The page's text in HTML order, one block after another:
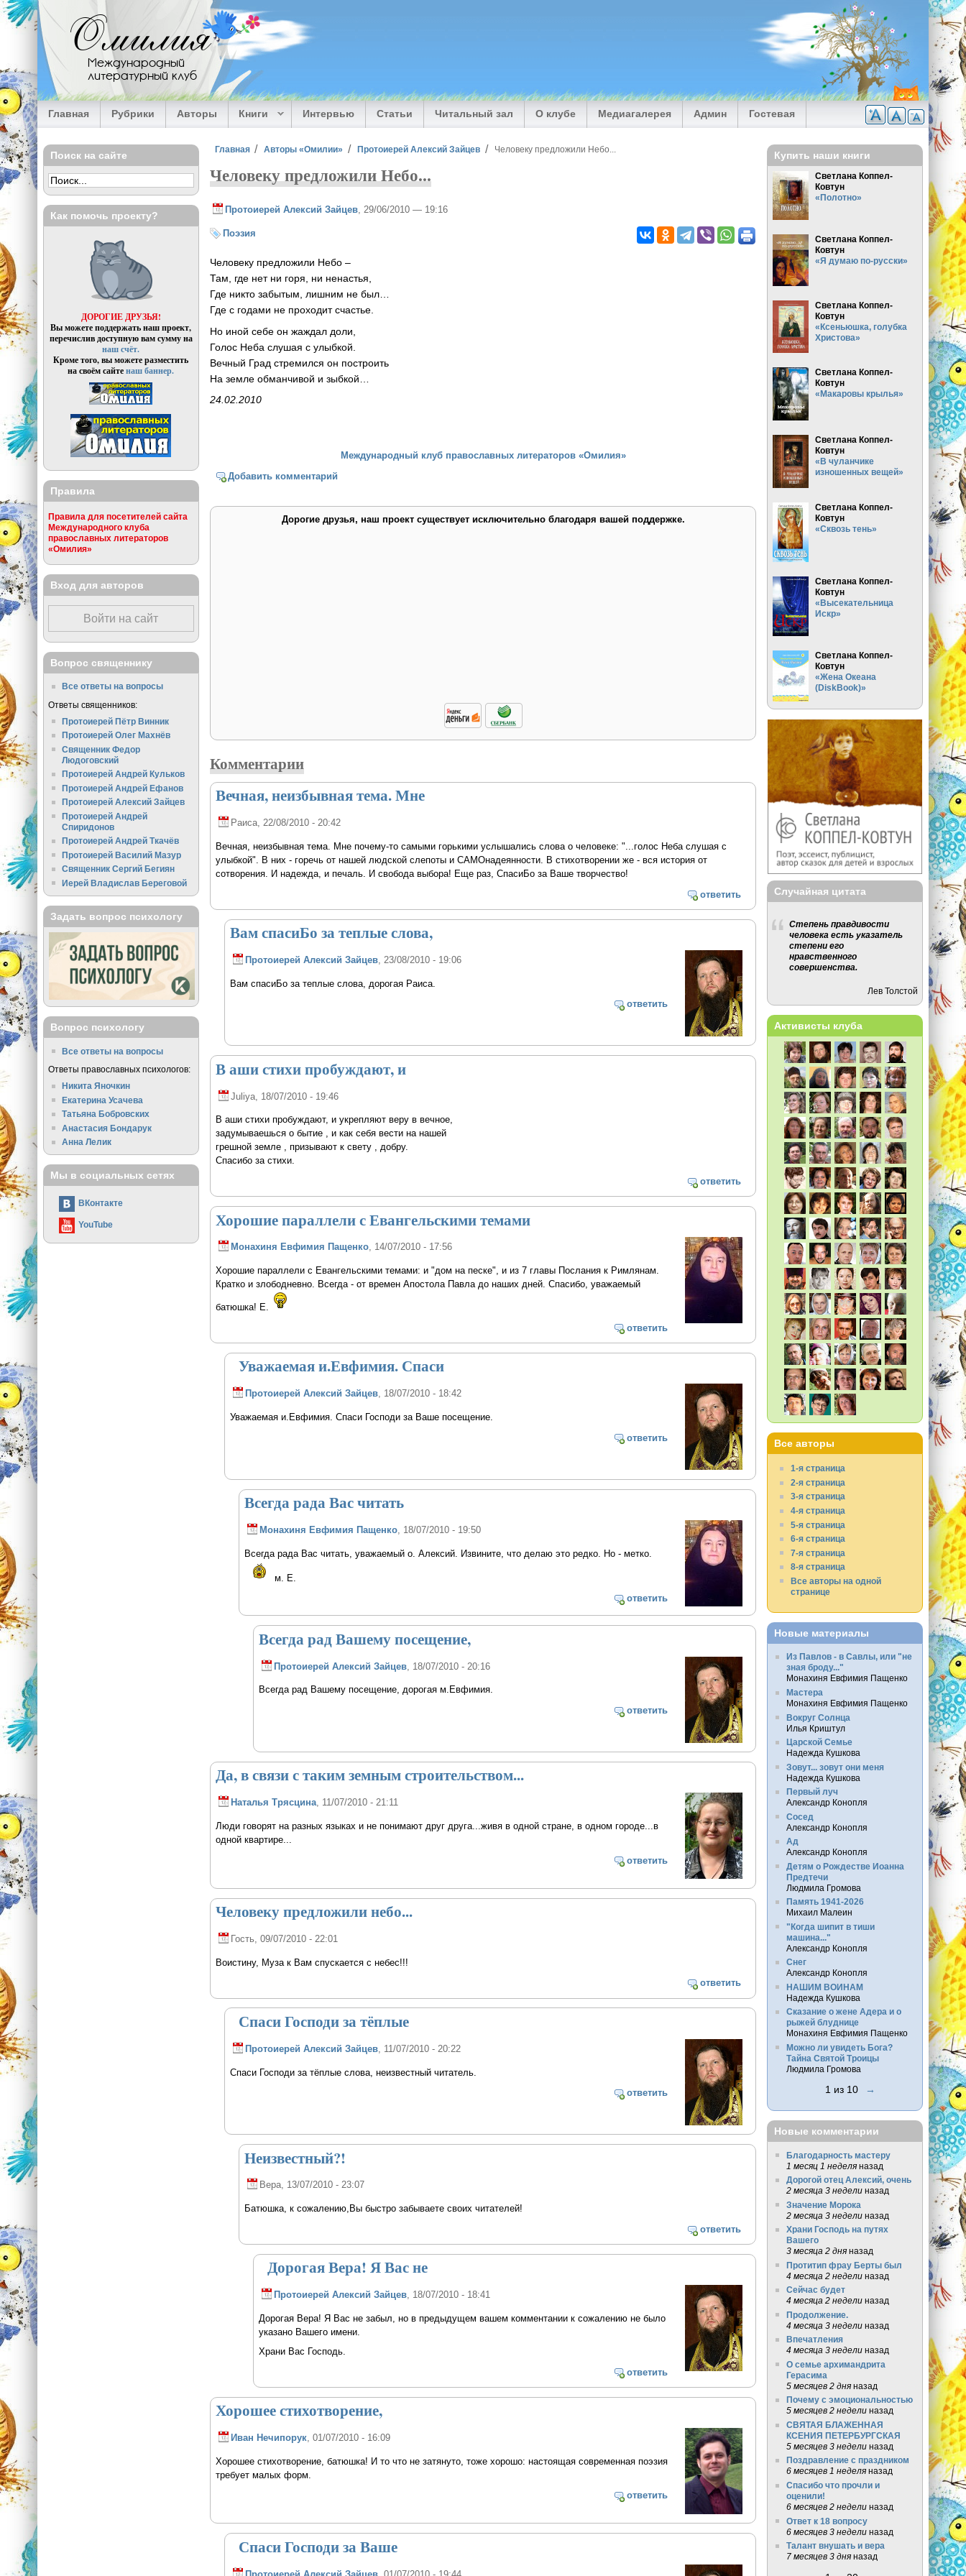
Перейти к основному содержанию
Омилия
Международный
литературный клуб
Главная Рубрики Авторы Книги Интервью Статьи Читальный зал О клубе Медиагалерея Админ Гостевая
Вы здесь
Главная Авторы «Омилии» Протоиерей Алексий Зайцев Человеку предложили Небо...
Человеку предложили Небо...
Протоиерей Алексий Зайцев , 29/06/2010 — 19:16
Поэзия
Человеку предложили Небо –
Там, где нет ни горя, ни ненастья,
Где никто забытым, лишним не был…
Где с годами не проходит счастье.
Но иной себе он жаждал доли,
Голос Неба слушая с улыбкой.
Вечный Град стремился он построить
На земле обманчивой и зыбкой…
24.02.2010
Международный клуб православных литераторов «Омилия»
Добавить комментарий
Дорогие друзья, наш проект существует исключительно благодаря вашей поддержке.
Комментарии
Вечная, неизбывная тема. Мне
Раиса, 22/08/2010 - 20:42
Вечная, неизбывная тема. Мне почему-то самыми горькими услышались слова о человеке: "...голос Неба слушая с
улыбкой". В них - горечь от нашей людской слепоты и САМОнадеянности. В стихотворении же - вся история от
сотворения. И надежда, и печаль. И свобода выбора! Еще раз, СпасиБо за Ваше творчество!
ответить
Вам спасиБо за теплые слова,
Протоиерей Алексий Зайцев, 23/08/2010 - 19:06
Вам спасиБо за теплые слова, дорогая Раиса.
ответить
В аши стихи пробуждают, и
Juliya, 18/07/2010 - 19:46
В аши стихи пробуждают, и укрепляют веру в вечное,
задумываешься о бытие , и как себя вести на нашей
грешной земле , призывают к свету , добру.
Спасибо за стихи.
ответить
Хорошие параллели с Евангельскими темами
Монахиня Евфимия Пащенко, 14/07/2010 - 17:56
Хорошие параллели с Евангельскими темами: и "дом на песке", и из 7 главы Послания к Римлянам.
Кратко и злободневно. Всегда - от времен Апостола Павла до наших дней. Спасибо, уважаемый
батюшка! Е.
ответить
Уважаемая и.Евфимия. Спаси
Протоиерей Алексий Зайцев, 18/07/2010 - 18:42
Уважаемая и.Евфимия. Спаси Господи за Ваше посещение.
ответить
Всегда рада Вас читать
Монахиня Евфимия Пащенко, 18/07/2010 - 19:50
Всегда рада Вас читать, уважаемый о. Алексий. Извините, что делаю это редко. Но - метко.
м. Е.
ответить
Всегда рад Вашему посещение,
Протоиерей Алексий Зайцев, 18/07/2010 - 20:16
Всегда рад Вашему посещение, дорогая м.Евфимия.
ответить
Да, в связи с таким земным строительством...
Наталья Трясцина, 11/07/2010 - 21:11
Люди говорят на разных языках и не понимают друг друга...живя в одной стране, в одном городе...в
одной квартире...
ответить
Человеку предложили небо...
Гость , 09/07/2010 - 22:01
Воистину, Муза к Вам спускается с небес!!!
ответить
Спаси Господи за тёплые
Протоиерей Алексий Зайцев, 11/07/2010 - 20:22
Спаси Господи за тёплые слова, неизвестный читатель.
ответить
Неизвестный?!
Вера, 13/07/2010 - 23:07
Батюшка, к сожалению,Вы быстро забываете своих читателей!
ответить
Дорогая Вера! Я Вас не
Протоиерей Алексий Зайцев, 18/07/2010 - 18:41
Дорогая Вера! Я Вас не забыл, но в предыдущем вашем комментании к сожалению не было
указано Вашего имени.
Храни Вас Господь.
ответить
Хорошее стихотворение,
Иван Нечипорук, 01/07/2010 - 16:09
Хорошее стихотворение, батюшка! И то что не затянуто, тоже хорошо: настоящая современная поэзия
требует малых форм.
ответить
Спаси Господи за Ваше
Поиск на сайте
Как помочь проекту?
ДОРОГИЕ ДРУЗЬЯ!
Вы можете поддержать наш проект,
перечислив доступную вам сумму на
наш счёт.
Кроме того, вы можете разместить
на своём сайтенаш баннер.
Правила
Правила для посетителей сайта
Международного клуба
православных литераторов
«Омилия»
Вход для авторов
Войти на сайт
Вопрос священнику
Все ответы на вопросы
Ответы священников:
Протоиерей Пётр Винник
Протоиерей Олег Махнёв
Священник Федор
Людоговский
Протоиерей Андрей Кульков
Протоиерей Андрей Ефанов
Протоиерей Алексий Зайцев
Протоиерей Андрей
Спиридонов
Протоиерей Андрей Ткачёв
Протоиерей Василий Мазур
Священник Сергий Бегиян
Иерей Владислав Береговой
Задать вопрос психологу
Вопрос психологу
Все ответы на вопросы
Ответы православных психологов:
Никита Яночкин
Екатерина Усачева
Татьяна Бобровских
Анастасия Бондарук
Анна Лелик
Мы в социальных сетях
ВКонтакте
YouTube
Купить наши книги
Светлана Коппел-
Ковтун
«Полотно»
Светлана Коппел-
Ковтун
«Я думаю по-русски»
Светлана Коппел-
Ковтун
«Ксеньюшка, голубка
Христова»
Светлана Коппел-
Ковтун
«Макаровы крылья»
Светлана Коппел-
Ковтун
«В чуланчике
изношенных вещей»
Светлана Коппел-
Ковтун
«Сквозь тень»
Светлана Коппел-
Ковтун
«Высекательница
Искр»
Светлана Коппел-
Ковтун
«Жена Океана
(DiskBook)»
Случайная цитата
Степень правдивости
человека есть указатель
степени его
нравственного
совершенства.
Лев Толстой
Активисты клуба
Все авторы
1-я страница
2-я страница
3-я страница
4-я страница
5-я страница
6-я страница
7-я страница
8-я страница
Все авторы на одной
странице
Новые материалы
Из Павлов - в Савлы, или "не
зная броду..."
Монахиня Евфимия Пащенко
Мастера
Монахиня Евфимия Пащенко
Вокруг Солнца
Илья Криштул
Царской Семье
Надежда Кушкова
Зовут... зовут они меня
Надежда Кушкова
Первый луч
Александр Конопля
Сосед
Александр Конопля
Ад
Александр Конопля
Детям о Рождестве Иоанна
Предтечи
Людмила Громова
Память 1941-2026
Михаил Малеин
"Когда шипит в тиши
машина..."
Александр Конопля
Снег
Александр Конопля
НАШИМ ВОИНАМ
Надежда Кушкова
Сказание о жене Адера и о
рыжей блуднице
Монахиня Евфимия Пащенко
Можно ли увидеть Бога?
Тайна Святой Троицы
Людмила Громова
1 из 10 →
Новые комментарии
Благодарность мастеру
1 месяц 1 неделяназад
Дорогой отец Алексий, очень
2 месяца 3 неделиназад
Значение Морока
2 месяца 3 неделиназад
Храни Господь на путях
Вашего
3 месяца 2 дняназад
Протитип фрау Берты был
4 месяца 2 неделиназад
Сейчас будет
4 месяца 2 неделиназад
Продолжение.
4 месяца 3 неделиназад
Впечатления
4 месяца 3 неделиназад
О семье архимандрита
Герасима
5 месяцев 2 дняназад
Почему с эмоциональностью
5 месяцев 2 неделиназад
СВЯТАЯ БЛАЖЕННАЯ
КСЕНИЯ ПЕТЕРБУРГСКАЯ
5 месяцев 3 неделиназад
Поздравление с праздником
6 месяцев 1 неделяназад
Спасибо что прочли и
оценили!
6 месяцев 2 неделиназад
Ответ к 18 вопросу
6 месяцев 3 неделиназад
Талант внушать и вера
7 месяцев 3 дняназад